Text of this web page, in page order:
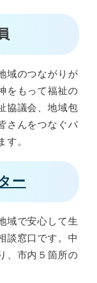
域のつながりが
をもって福祉の
協議会、地域包
さんをつなぐパ
す。
ー
域で安心して生
談窓口です。中
、市内５箇所の